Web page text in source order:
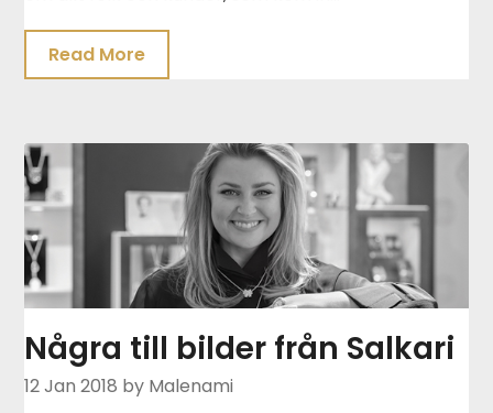
Read More
Några till bilder från Salkari
12 Jan 2018 by Malenami